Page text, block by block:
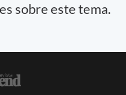
sobre este tema.